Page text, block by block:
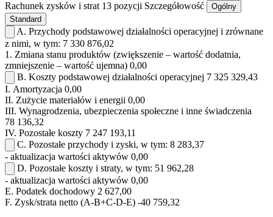
Rachunek zysków i strat 13 pozycji Szczegółowość
Ogólny
Standard
A. Przychody podstawowej działalności operacyjnej i zrównane
z nimi, w tym: 7 330 876,02
1. Zmiana stanu produktów (zwiększenie – wartość dodatnia,
zmniejszenie – wartość ujemna) 0,00
B. Koszty podstawowej działalności operacyjnej 7 325 329,43
I. Amortyzacja 0,00
II. Zużycie materiałów i energii 0,00
III. Wynagrodzenia, ubezpieczenia społeczne i inne świadczenia
78 136,32
IV. Pozostałe koszty 7 247 193,11
C. Pozostałe przychody i zyski, w tym: 8 283,37
- aktualizacja wartości aktywów 0,00
D. Pozostałe koszty i straty, w tym: 51 962,28
- aktualizacja wartości aktywów 0,00
E. Podatek dochodowy 2 627,00
F. Zysk/strata netto (A-B+C-D-E) -40 759,32